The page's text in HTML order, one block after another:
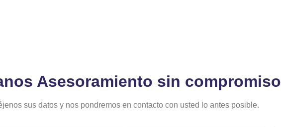
Asesoramiento sin compromiso
sus datos y nos pondremos en contacto con usted lo antes posible.